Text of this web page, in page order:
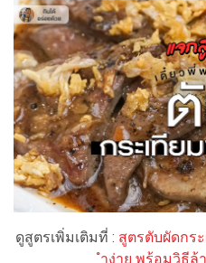
ดูสูตรเพิ่มเติมที่ : สูตรตับผัดกร
ำง่าย พร้อมวิธีล้